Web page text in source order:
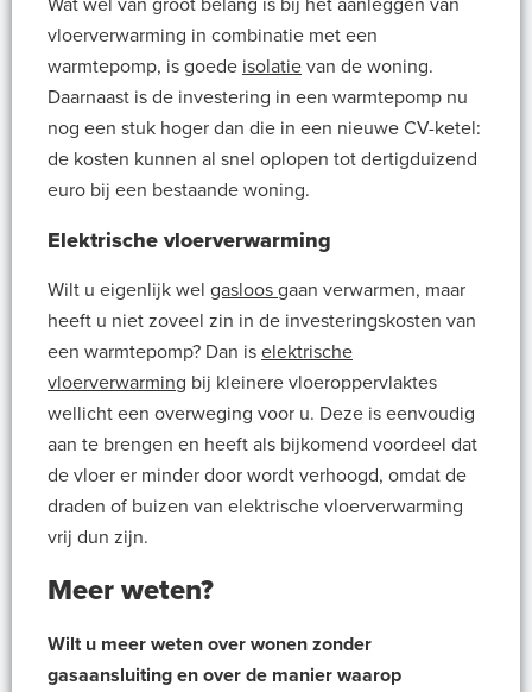
Wat wel van groot belang is bij het aanleggen van
vloerverwarming in combinatie met een
warmtepomp, is goede isolatie van de woning.
Daarnaast is de investering in een warmtepomp nu
nog een stuk hoger dan die in een nieuwe CV-ketel:
de kosten kunnen al snel oplopen tot dertigduizend
euro bij een bestaande woning.
Elektrische vloerverwarming
Wilt u eigenlijk wel gasloos gaan verwarmen, maar
heeft u niet zoveel zin in de investeringskosten van
een warmtepomp? Dan is elektrische
vloerverwarming bij kleinere vloeroppervlaktes
wellicht een overweging voor u. Deze is eenvoudig
aan te brengen en heeft als bijkomend voordeel dat
de vloer er minder door wordt verhoogd, omdat de
draden of buizen van elektrische vloerverwarming
vrij dun zijn.
Meer weten?
Wilt u meer weten over wonen zonder
gasaansluiting en over de manier waarop